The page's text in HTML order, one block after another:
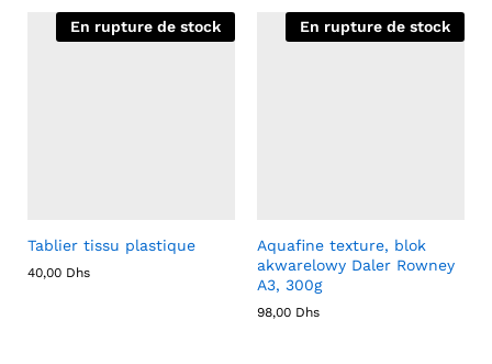
En rupture de stock
Tablier tissu plastique
40,00 Dhs
En rupture de stock
Aquafine texture, blok
akwarelowy Daler Rowney
A3, 300g
98,00 Dhs